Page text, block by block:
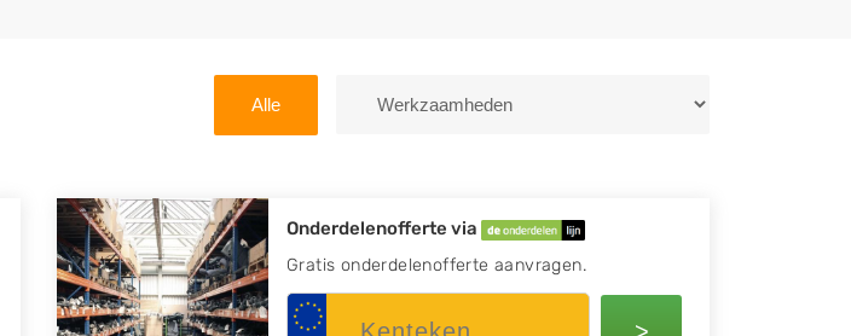
Alle
Onderdelenofferte via
Gratis onderdelenofferte aanvragen.
>